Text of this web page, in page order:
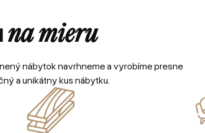
na mieru
nábytok navrhneme a vyrobíme presne
a unikátny kus nábytku.